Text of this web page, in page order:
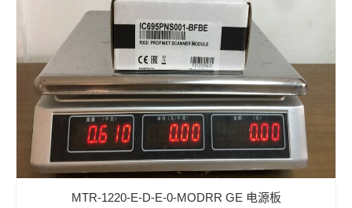
MTR-1220-E-D-E-0-MODRR GE 电源板